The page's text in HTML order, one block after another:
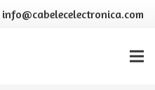
info@cabelecelectronica.com